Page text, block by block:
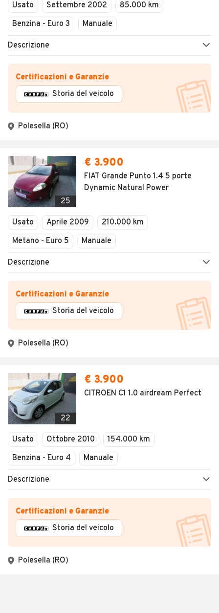
Usato Settembre 2002
85.000 km
Benzina - Euro 3
Manuale
Descrizione
Certificazioni e Garanzie
Storia del veicolo
Polesella (RO)
25
€ 3.900
FIAT Grande Punto 1.4 5 porte
Dynamic Natural Power
Usato Aprile 2009
210.000 km
Metano - Euro 5
Manuale
Descrizione
Certificazioni e Garanzie
Storia del veicolo
Polesella (RO)
22
€ 3.900
CITROEN C1 1.0 airdream Perfect
Usato Ottobre 2010
154.000 km
Benzina - Euro 4
Manuale
Descrizione
Certificazioni e Garanzie
Storia del veicolo
Polesella (RO)